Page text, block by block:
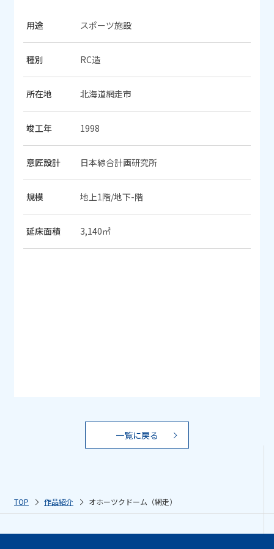
用途 スポーツ施設
種別 RC造
所在地 北海道網走市
竣工年 1998
意匠設計 日本綜合計画研究所
規模 地上1階/地下-階
延床面積 3,140㎡
一覧に戻る
TOP 作品紹介 オホーツクドーム（網走）